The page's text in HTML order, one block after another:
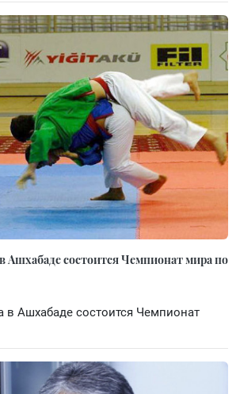
Ашхабаде состоится Чемпионат мира по
в Ашхабаде состоится Чемпионат